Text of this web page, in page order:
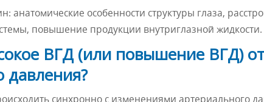
анатомические особенности структуры глаза,
повышение продукции внутриглазной жидкости.
ВГД (или повышение ВГД)
давления?
синхронно с изменениями артериального